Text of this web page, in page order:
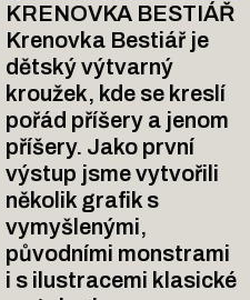
KRENOVKA BESTIÁŘ
Krenovka Bestiář je
dětský výtvarný
kroužek, kde se kreslí
pořád příšery a jenom
příšery. Jako první
výstup jsme vytvořili
několik grafik s
vymyšlenými,
původními monstrami
i s ilustracemi klasické